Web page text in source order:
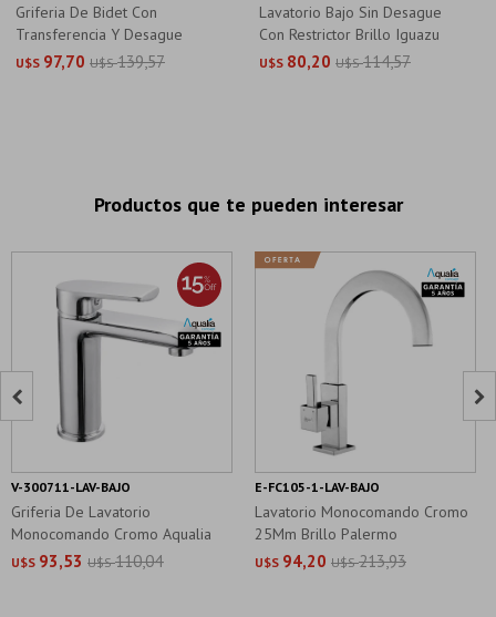
Griferia De Bidet Con
Transferencia Y Desague
Iguazu Fv
U$S 97,70 U$S 139,57
Lavatorio Bajo Sin Desague
Con Restrictor Brillo Iguazu
U$S 80,20 U$S 114,57
Productos que te pueden interesar
Griferia De Lavatorio
Monocomando Cromo Aqualia
Alassio
U$S 93,53 U$S 110,04
V-300711-LAV-BAJO
Lavatorio Monocomando Cromo
25Mm Brillo Palermo
U$S 94,20 U$S 213,93
E-FC105-1-LAV-BAJO
 